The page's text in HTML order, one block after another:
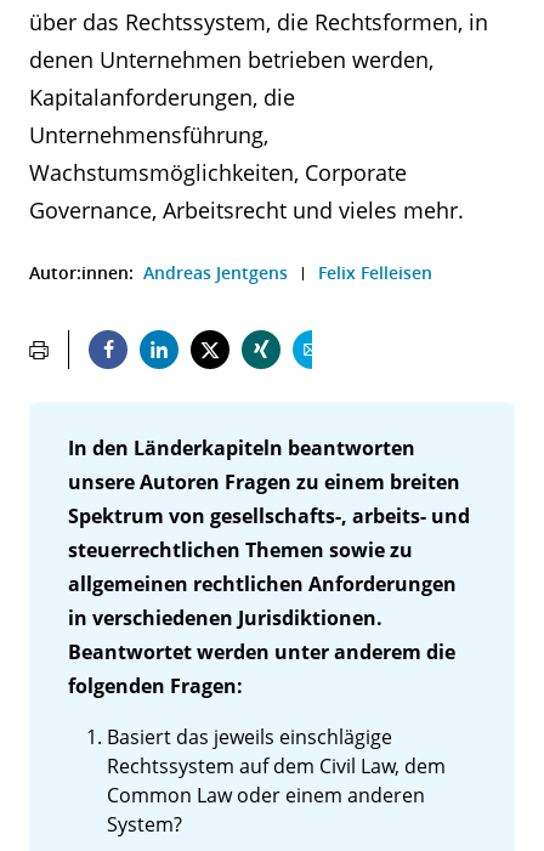
über das Rechtssystem, die Rechtsformen, in
denen Unternehmen betrieben werden,
Kapitalanforderungen, die
Unternehmensführung,
Wachstumsmöglichkeiten, Corporate
Governance, Arbeitsrecht und vieles mehr.
Autor:innen: Andreas Jentgens Felix Felleisen
In den Länderkapiteln beantworten
unsere Autoren Fragen zu einem breiten
Spektrum von gesellschafts-, arbeits- und
steuerrechtlichen Themen sowie zu
allgemeinen rechtlichen Anforderungen
in verschiedenen Jurisdiktionen.
Beantwortet werden unter anderem die
folgenden Fragen:
Basiert das jeweils einschlägige
Rechtssystem auf dem Civil Law, dem
Common Law oder einem anderen
System?